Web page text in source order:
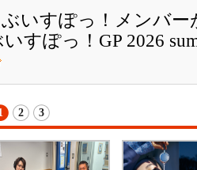
ぶいすぽっ！メンバー
すぽっ！GP 2026
2 3